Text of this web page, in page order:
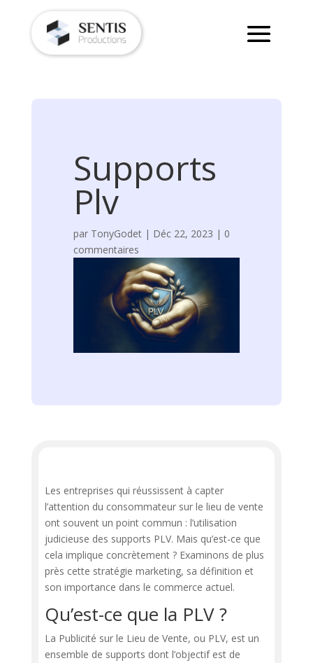
Supports
Plv
par TonyGodet| Déc 22, 2023 | 0
commentaires
Les entreprises qui réussissent à capter
l’attention du consommateur sur le lieu de vente
ont souvent un point commun : l’utilisation
judicieuse des supports PLV. Mais qu’est-ce que
cela implique concrètement ? Examinons de plus
près cette stratégie marketing, sa définition et
son importance dans le commerce actuel.
Qu’est-ce que la PLV ?
La Publicité sur le Lieu de Vente, ou PLV, est un
ensemble de supports dont l’objectif est de